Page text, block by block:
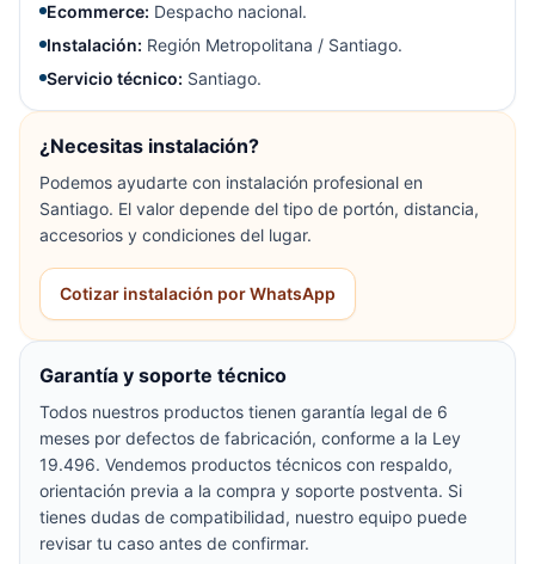
Ecommerce: Despacho nacional.
Instalación: Región Metropolitana / Santiago.
Servicio técnico: Santiago.
¿Necesitas instalación?
Podemos ayudarte con instalación profesional en
Santiago. El valor depende del tipo de portón, distancia,
accesorios y condiciones del lugar.
Cotizar instalación por WhatsApp
Garantía y soporte técnico
Todos nuestros productos tienen garantía legal de 6
meses por defectos de fabricación, conforme a la Ley
19.496. Vendemos productos técnicos con respaldo,
orientación previa a la compra y soporte postventa. Si
tienes dudas de compatibilidad, nuestro equipo puede
revisar tu caso antes de confirmar.